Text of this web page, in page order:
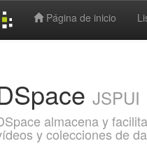
Página de inicio
JSPUI
almacena y
y colecciones de